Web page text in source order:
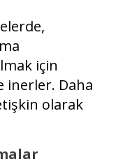
için
inerler. Daha
olarak